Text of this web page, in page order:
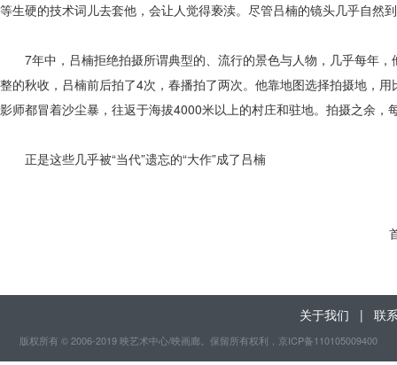
等生硬的技术词儿去套他，会让人觉得亵渎。尽管吕楠的镜头几乎自然
7年中，吕楠拒绝拍摄所谓典型的、流行的景色与人物，几乎每年，
整的秋收，吕楠前后拍了4次，春播拍了两次。他靠地图选择拍摄地，
影师都冒着沙尘暴，往返于海拔4000米以上的村庄和驻地。拍摄之余
正是这些几乎被“当代”遗忘的“大作”成了吕楠
关于我们 | 联
版权所有 © 2006-2019 映艺术中心/映画廊。保留所有权利 ，京ICP备110105009400